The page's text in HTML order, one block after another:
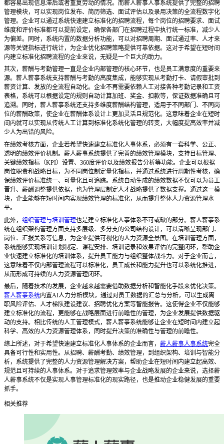
都容易出现信息滞后或者重复劳动的情况。而薪人薪事人事系统提供了完整的招聘
管理模块，可以实现岗位发布、简历筛选、面试评估以及录用决策的全流程数字化
管理。企业可以通过系统快速建立标准化的招聘流程，每个岗位的招聘要求、面试
维度和评价标准都可以提前设定，确保各部门在招聘过程中执行统一标准，减少人
为偏差。同时，系统内置的数据分析功能，可以对招聘周期、面试通过率、人才来
源等关键指标进行统计，为企业优化招聘策略提供可靠依据。这对于希望在短时间
内建立标准化招聘流程的企业来说，无疑是一个巨大的助力。
其次，薪酬与考勤管理一直是企业内部管理的核心环节，也是员工满意度的重要来
源。薪人薪事系统支持薪酬与考勤的高度集成，能够实现从考勤打卡、请假审批到
薪资计算、发放的全流程自动化。企业不再需要依赖人工对接各种考勤记录和工资
表格，系统可以根据设定的规则自动计算加班、奖金、扣款等，保证数据准确且可
追溯。同时，薪人薪事系统还支持多维度薪酬结构管理，适用于不同部门、不同岗
位的薪酬政策，使企业在薪酬体系设计上更加灵活且规范化。这意味着企业在短时
间内就可以实现从传统人工计算到标准化系统化管理的转变，大幅度提高效率并减
少人为出错的风险。
在绩效考核方面，企业若希望快速建立标准化人事体系，必须有一套科学、公正、
透明的绩效评价机制。薪人薪事系统提供了完善的绩效管理模块，支持目标管理、
关键绩效指标（KPI）设置、360度评价以及绩效报告分析等功能。企业可以根据
岗位职责和战略目标，为不同岗位制定量化指标，并通过系统进行周期性考核，确
保绩效评价标准统一、可量化且可追踪。系统自动生成的绩效数据不仅可以为员工
晋升、薪酬调整提供依据，也为管理层制定人才战略提供了数据支撑。通过这一模
块，企业能够在短时间内实现绩效管理的标准化，从而提升整体人力资源管理水
平。
此外， 组织管理与培训管理也是建立标准化人事体系不可或缺的部分。薪人薪事系
统在组织架构管理方面支持多层级、多分支的公司结构设计，可以清晰呈现部门、
岗位、汇报关系等信息，为企业提供可视化的人力资源全景图。在培训管理方面，
系统能够实现培训计划制定、课程安排、培训记录和效果评估的完整闭环，帮助企
业快速建立标准化的培训体系，提升员工能力与组织整体战斗力。对于企业而言，
这意味着不仅内部管理流程可以标准化，员工成长和能力提升也可以系统化推进，
从而形成可持续的人力资源管理闭环。
最后，随着技术的发展，企业越来越需要借助数据分析和智能化手段来优化决策。
薪人薪事系统内置AI人力分析模块，通过对员工数据的汇总与分析，可以生成离
职风险评估、人才梯队建设建议、招聘优化方案等智能报告。这使得企业不仅能够
建立标准化的流程，更能够在战略层面进行前瞻性的管理，为企业发展提供数据驱
动的支持。相比传统的人工管理模式，薪人薪事系统能够让企业在短时间内建立起
科学、高效的人力资源管理体系，同时提升决策的准确性与管理的前瞻性。
综上所述，对于希望快速建立标准化人事体系的企业而言， 薪人薪事人事系统完全
具备可行性和实用性。从招聘、薪酬考勤、绩效管理，到组织架构、培训与智能分
析，系统提供了完整的人力资源管理解决方案，帮助企业在短时间内建立起高效、
规范且可持续的人事体系。对于追求管理效率与企业战略发展的企业来说，选择薪
人薪事系统不仅是实现人事管理标准化的现实路径，也是推动企业稳健发展的重要
抓手。
相关推荐